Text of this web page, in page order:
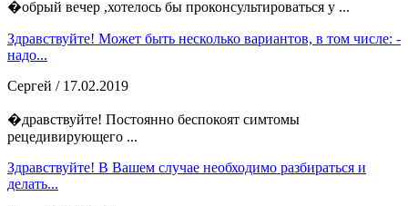
�обрый вечер ,хотелось бы проконсультироваться у ...
Здравствуйте! Может быть несколько вариантов, в том числе: -
надо...
Сергей / 17.02.2019
�дравствуйте! Постоянно беспокоят симтомы
рецедивирующего ...
Здравствуйте! В Вашем случае необходимо разбираться и
делать...